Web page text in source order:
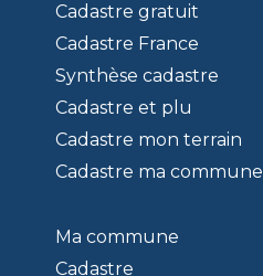
Cadastre gratuit
Cadastre France
Synthèse cadastre
Cadastre et plu
Cadastre mon terrain
Cadastre ma commune
Ma commune
Cadastre